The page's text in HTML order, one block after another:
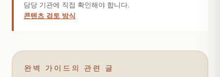
담당 기관에 직접 확인해야 합니다.
콘텐츠 검토 방식
완벽 가이드의 관련 글